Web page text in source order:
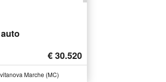
€ 30.520
Marche (MC)